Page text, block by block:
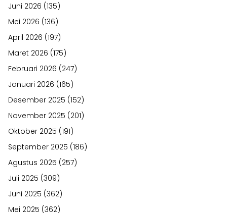
Juni 2026 (135)
Mei 2026 (136)
April 2026 (197)
Maret 2026 (175)
Februari 2026 (247)
Januari 2026 (165)
Desember 2025 (152)
November 2025 (201)
Oktober 2025 (191)
September 2025 (186)
Agustus 2025 (257)
Juli 2025 (309)
Juni 2025 (362)
Mei 2025 (362)